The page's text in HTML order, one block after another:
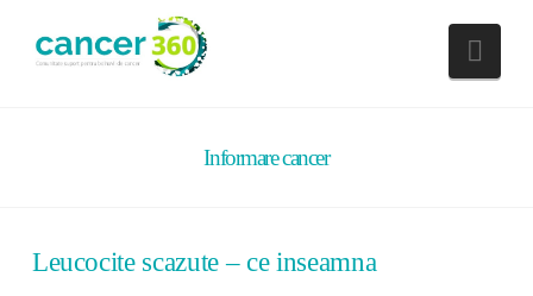
Informare cancer
Leucocite scazute – ce inseamna